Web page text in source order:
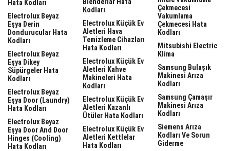
Hata Kodları
Electrolux Beyaz
Eşya Derin
Dondurucular Hata
Kodları
Electrolux Beyaz
Eşya Dikey
Süpürgeler Hata
Kodları
Electrolux Beyaz
Eşya Door (laundry)
Hata Kodları
Electrolux Beyaz
Eşya Door And Door
Hinges (cooling)
Hata Kodları
Kodları
Electrolux Küçük Ev
Aletleri Hava
Temizleme Cihazları
Hata Kodları
Electrolux Küçük Ev
Aletleri Kahve
Makineleri Hata
Kodları
Electrolux Küçük Ev
Aletleri Kazanlı
Ütüler Hata Kodları
Electrolux Küçük Ev
Aletleri Kettlelar
Hata Kodları
Çekmecesi
Vakumlama
Çekmecesi Hata
Kodları
Mitsubishi Electric
Klima
Samsung Bulaşık
Makinesi Arıza
Kodları
Samsung Çamaşır
Makinesi Arıza
Kodları
Siemens Arıza
Kodları Ve Sorun
Giderme